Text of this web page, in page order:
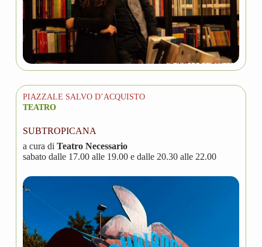
PIAZZALE SALVO D’ACQUISTO
TEATRO
SUBTROPICANA
a cura di Teatro Necessario
sabato dalle 17.00 alle 19.00 e dalle 20.30 alle 22.00